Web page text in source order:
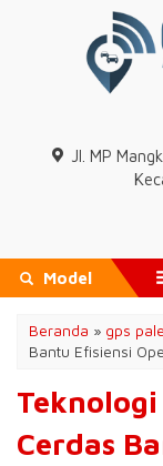
Jl. MP
Model
Beranda » gps
Bantu Efisiensi
Teknologi
Cerdas